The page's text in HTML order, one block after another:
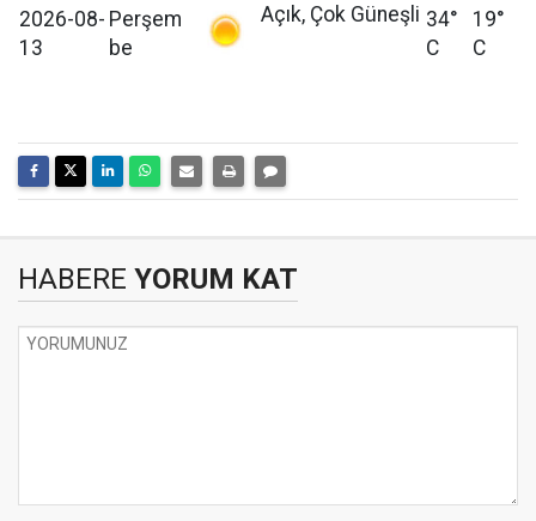
2026-08-
13
Perşem
be
Açık, Çok Güneşli 34°
C
19°
C
HABERE YORUM KAT